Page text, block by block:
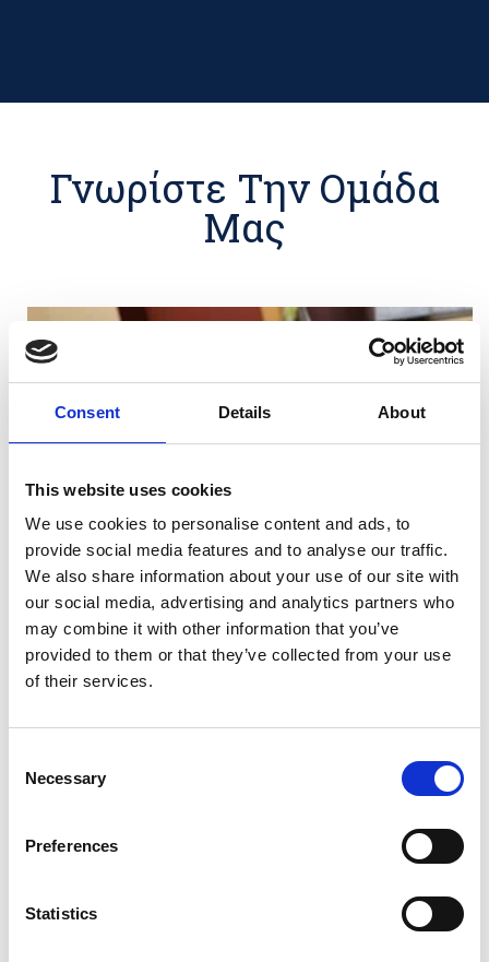
Consent Details About
This website uses cookies
We use cookies to personalise content and ads, to
provide social media features and to analyse our traffic.
We also share information about your use of our site with
our social media, advertising and analytics partners who
may combine it with other information that you’ve
provided to them or that they’ve collected from your use
of their services.
Selection
Necessary
Preferences
Statistics
Γνωρίστε Την Ομάδα
Μας
Μεταναστευτικό και Εργατικό Δίκαιο στις